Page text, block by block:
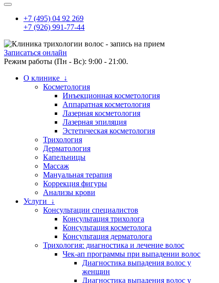
+7 (495) 04 92 269
+7 (926) 991-77-44
Записаться онлайн
Режим работы (Пн - Вс): 9:00 - 21:00.
О клинике ↓
Косметология
Инъекционная косметология
Аппаратная косметология
Лазерная косметология
Лазерная эпиляция
Эстетическая косметология
Трихология
Дерматология
Капельницы
Массаж
Мануальная терапия
Коррекция фигуры
Анализы крови
Услуги ↓
Консультации специалистов
Консультация трихолога
Консультация косметолога
Консультация дерматолога
Трихология: диагностика и лечение волос
Чек-ап программы при выпадении волос
Диагностика выпадения волос у
женщин
Диагностика выпадения волос у